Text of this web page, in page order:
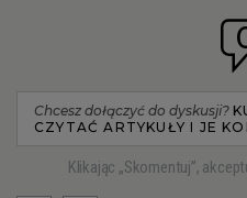
Chcesz dołączyć do dyskusji?
CZYTAĆ ARTYKUŁY I JE
Klikając „Skomentuj”,